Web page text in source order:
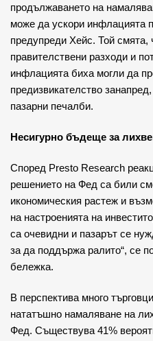
продължаването на
може да ускори инфлацията
предупреди Хейс. Той
правителствени разходи и
инфлацията биха могли да
предизвикателство
пазарни печалби.
Несигурно бъдеще за
Според Presto Research
решението на Фед са били
икономическия растеж и
на настроенията на
са очевидни и пазарът се
за да поддържа ралито“, се
бележка.
В перспектива много
нататъшно намаляване на
Фед. Съществува 41%